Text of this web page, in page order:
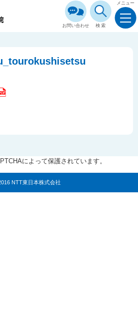
お問い合わせ 検索
メニュー
によって保護されています。
NTT東日本株式会社